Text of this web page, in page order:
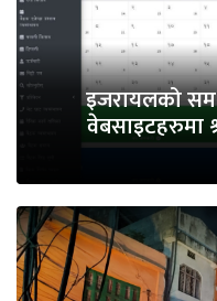
इजरायलको
वेबसाइटहरुमा